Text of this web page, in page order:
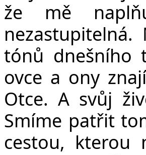
že mě
tónů dnešního
ovce a ony
Otce. A svůj
Smíme patřit
cestou, kterou